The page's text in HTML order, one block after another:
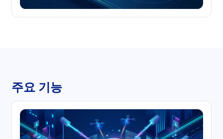
주요 기능